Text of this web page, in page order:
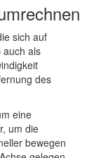
sich auf
auch als
des
eine
um die
bewegen